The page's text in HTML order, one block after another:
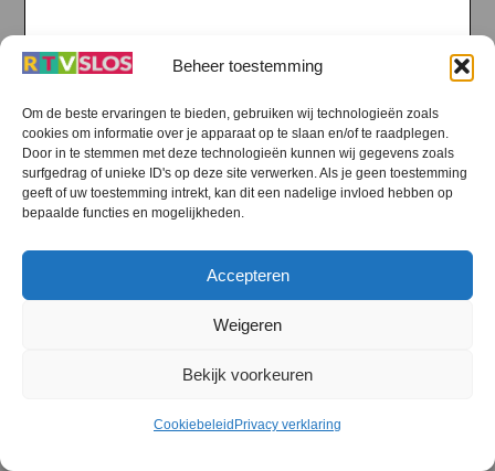
Beheer toestemming
Om de beste ervaringen te bieden, gebruiken wij technologieën zoals
cookies om informatie over je apparaat op te slaan en/of te raadplegen.
Door in te stemmen met deze technologieën kunnen wij gegevens zoals
surfgedrag of unieke ID's op deze site verwerken. Als je geen toestemming
geeft of uw toestemming intrekt, kan dit een nadelige invloed hebben op
bepaalde functies en mogelijkheden.
Accepteren
Weigeren
Bekijk voorkeuren
Cookiebeleid Privacy verklaring